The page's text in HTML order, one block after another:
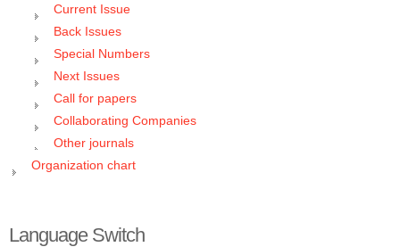
Current Issue
Back Issues
Special Numbers
Next Issues
Call for papers
Collaborating Companies
Other journals
Organization chart
Language Switch